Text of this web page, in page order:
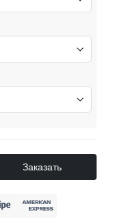
Заказать